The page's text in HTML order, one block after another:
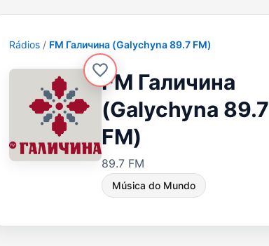
Rádios FM Галичина (Galychyna 89.7 FM)
FM Галичина
(Galychyna 89.7
FM)
89.7 FM
Música do Mundo